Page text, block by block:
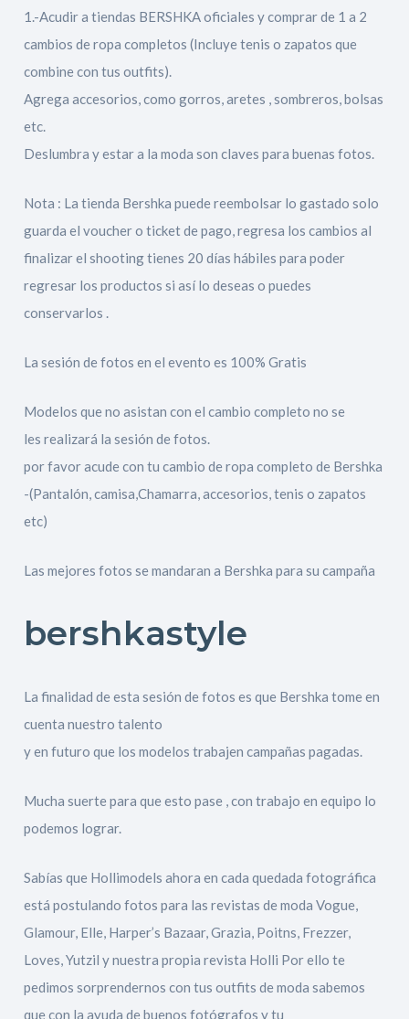
1.-Acudir a tiendas BERSHKA oficiales y comprar de 1 a 2
cambios de ropa completos (Incluye tenis o zapatos que
combine con tus outfits).
Agrega accesorios, como gorros, aretes , sombreros, bolsas
etc.
Deslumbra y estar a la moda son claves para buenas fotos.
Nota : La tienda Bershka puede reembolsar lo gastado solo
guarda el voucher o ticket de pago, regresa los cambios al
finalizar el shooting tienes 20 días hábiles para poder
regresar los productos si así lo deseas o puedes
conservarlos .
La sesión de fotos en el evento es 100% Gratis
Modelos que no asistan con el cambio completo no se
les realizará la sesión de fotos.
por favor acude con tu cambio de ropa completo de Bershka
-(Pantalón, camisa,Chamarra, accesorios, tenis o zapatos
etc)
Las mejores fotos se mandaran a Bershka para su campaña
bershkastyle
La finalidad de esta sesión de fotos es que Bershka tome en
cuenta nuestro talento
y en futuro que los modelos trabajen campañas pagadas.
Mucha suerte para que esto pase , con trabajo en equipo lo
podemos lograr.
Sabías que Hollimodels ahora en cada quedada fotográfica
está postulando fotos para las revistas de moda Vogue,
Glamour, Elle, Harper’s Bazaar, Grazia, Poitns, Frezzer,
Loves, Yutzil y nuestra propia revista Holli Por ello te
pedimos sorprendernos con tus outfits de moda sabemos
que con la ayuda de buenos fotógrafos y tu